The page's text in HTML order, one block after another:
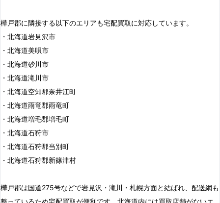
樺戸郡に隣接する以下のエリアも宅配買取に対応しています。
・北海道岩見沢市
・北海道美唄市
・北海道砂川市
・北海道滝川市
・北海道空知郡奈井江町
・北海道雨竜郡雨竜町
・北海道増毛郡増毛町
・北海道石狩市
・北海道石狩郡当別町
・北海道石狩郡新篠津村
樺戸郡は国道275号などで岩見沢・滝川・札幌方面と結ばれ、配送網も
整っているため宅配買取が便利です。北海道内には買取店舗がないエ